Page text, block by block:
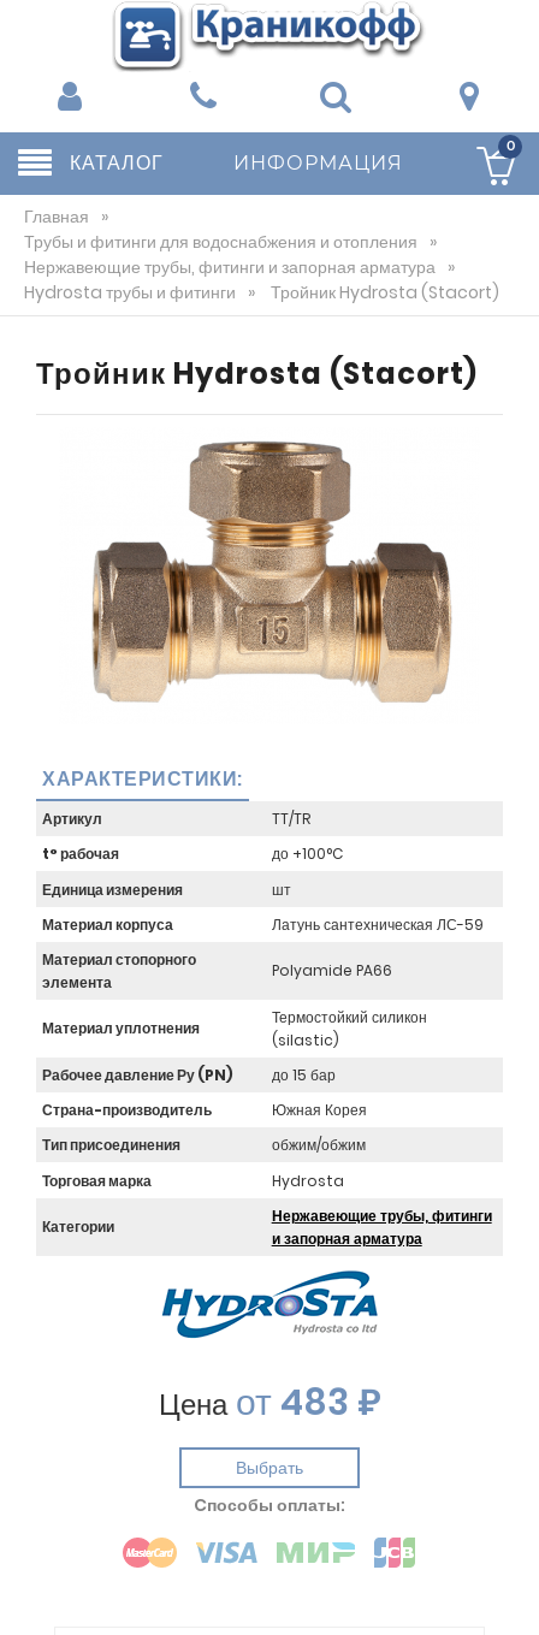
КАТАЛОГ ИНФОРМАЦИЯ
0
Главная »
Трубы и фитинги для водоснабжения и отопления »
Нержавеющие трубы, фитинги и запорная арматура »
Hydrosta трубы и фитинги » Тройник Hydrosta (Stacort)
Тройник Hydrosta (Stacort)
ХАРАКТЕРИСТИКИ:
Артикул
TT/TR
t° рабочая
до +100°C
Единица измерения
шт
Материал корпуса
Латунь сантехническая ЛС-59
Материал стопорного
элемента
Polyamide PA66
Материал уплотнения
Термостойкий силикон
(silastic)
Рабочее давление Ру (PN)
до 15 бар
Страна-производитель
Южная Корея
Тип присоединения
обжим/обжим
Торговая марка
Hydrosta
Категории
Нержавеющие трубы, фитинги
и запорная арматура
Ценаот483 ₽
Выбрать
Cпособы оплаты: